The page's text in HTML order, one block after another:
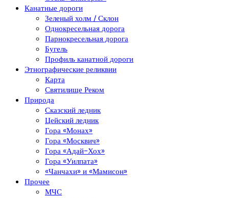
Канатные дороги
Зеленый холм / Склон
Однокресельная дорога
Парнокресельная дорога
Бугель
Профиль канатной дороги
Этнографические реликвии
Карта
Святилище Реком
Природа
Сказский ледник
Цейский ледник
Гора «Монах»
Гора «Москвич»
Гора «Адай-Хох»
Гора «Уилпата»
«Чанчахи» и «Мамисон»
Прочее
МЧС